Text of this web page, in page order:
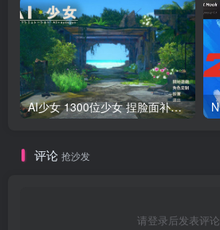
AI少女 1300位少女 捏脸面补数据整合包 总有一位是你想要的
评论 抢沙发
请登录后发表评论